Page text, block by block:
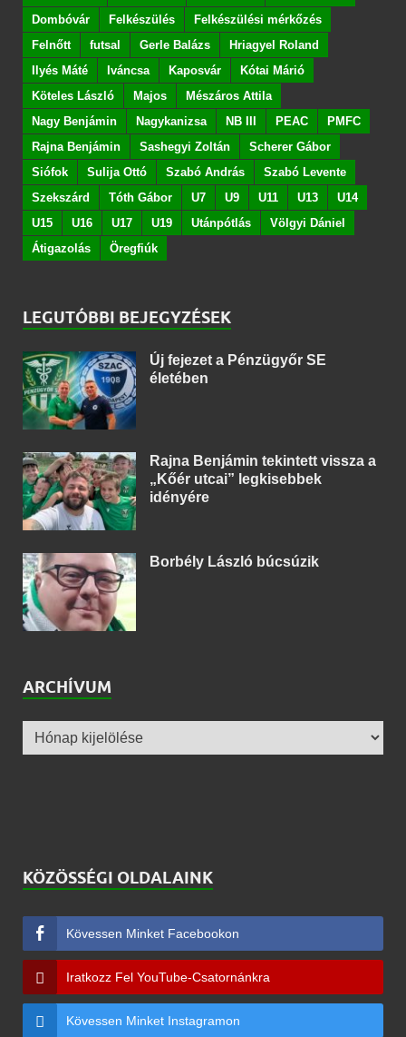
Dombóvár
Felkészülés
Felkészülési mérkőzés
Felnőtt
futsal Gerle Balázs
Hriagyel Roland
Ilyés Máté
Iváncsa Kaposvár
Kótai Márió
Köteles László
Majos
Mészáros Attila
Nagy Benjámin
Nagykanizsa NB III PEAC
PMFC
Rajna Benjámin
Sashegyi Zoltán
Scherer Gábor
Siófok
Sulija Ottó Szabó András
Szabó Levente
Szekszárd
Tóth Gábor U7 U9 U11 U13
U14
U15
U16 U17 U19 Utánpótlás
Völgyi Dániel
Átigazolás
Öregfiúk
LEGUTÓBBI BEJEGYZÉSEK
Új fejezet a Pénzügyőr SE
életében
Rajna Benjámin tekintett vissza a
„Kőér utcai” legkisebbek
idényére
Borbély László búcsúzik
ARCHÍVUM
KÖZÖSSÉGI OLDALAINK
Kövessen Minket Facebookon
Iratkozz Fel YouTube-Csatornánkra
Kövessen Minket Instagramon